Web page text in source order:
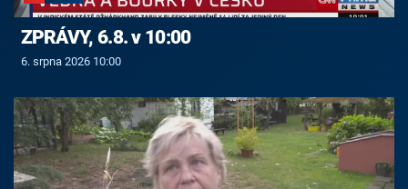
ZPRÁVY, 6.8. v 10:00
6. srpna 2026 10:00